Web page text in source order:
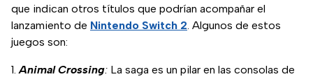
que indican otros títulos que podrían acompañar el
lanzamiento de Nintendo Switch 2. Algunos de estos
juegos son:
Animal Crossing: La saga es un pilar en las consolas de